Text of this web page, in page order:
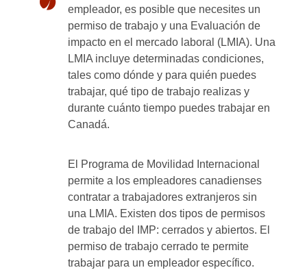
empleador, es posible que necesites un
permiso de trabajo y una Evaluación de
impacto en el mercado laboral (LMIA). Una
LMIA incluye determinadas condiciones,
tales como dónde y para quién puedes
trabajar, qué tipo de trabajo realizas y
durante cuánto tiempo puedes trabajar en
Canadá.
El Programa de Movilidad Internacional
permite a los empleadores canadienses
contratar a trabajadores extranjeros sin
una LMIA. Existen dos tipos de permisos
de trabajo del IMP: cerrados y abiertos. El
permiso de trabajo cerrado te permite
trabajar para un empleador específico.